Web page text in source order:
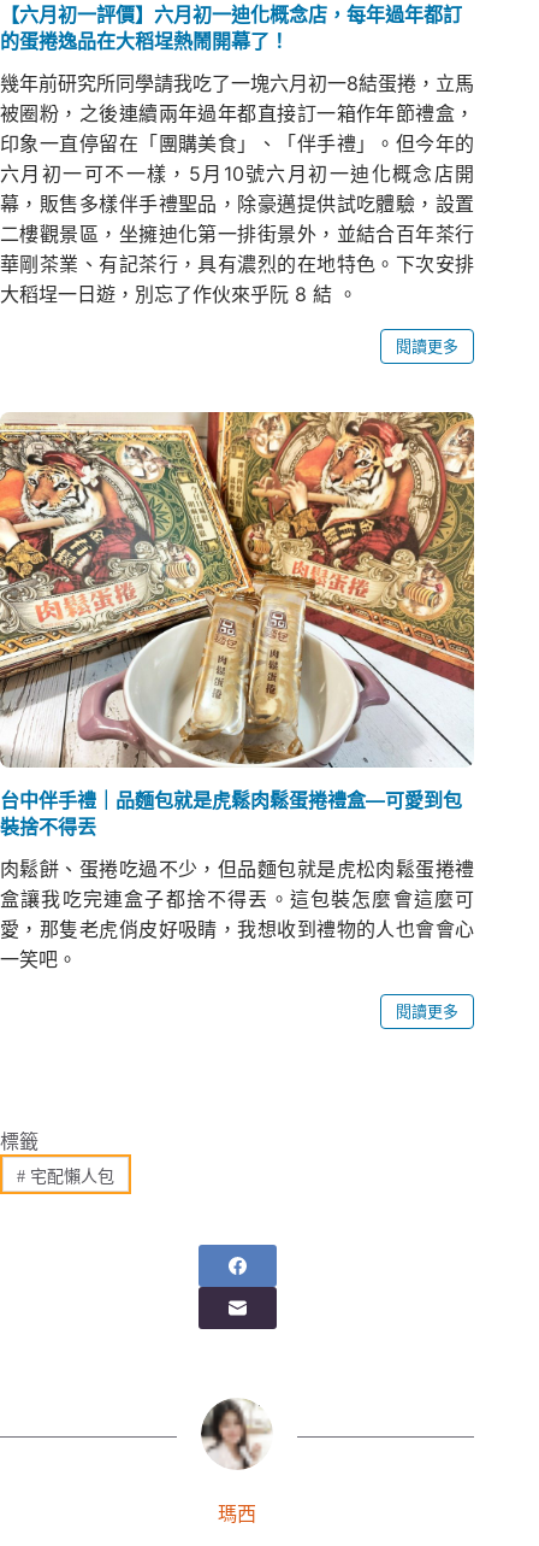
【六月初一評價】六月初一迪化概念店，每年過年都訂
的蛋捲逸品在大稻埕熱鬧開幕了！
幾年前研究所同學請我吃了一塊六月初一8結蛋捲，立馬
被圈粉，之後連續兩年過年都直接訂一箱作年節禮盒，
印象一直停留在「團購美食」、「伴手禮」。但今年的
六月初一可不一樣，5月10號六月初一迪化概念店開
幕，販售多樣伴手禮聖品，除豪邁提供試吃體驗，設置
二樓觀景區，坐擁迪化第一排街景外，並結合百年茶行
華剛茶業、有記茶行，具有濃烈的在地特色。下次安排
大稻埕一日遊，別忘了作伙來乎阮 8 結 。
閱讀更多
台中伴手禮｜品麵包就是虎鬆肉鬆蛋捲禮盒—可愛到包
裝捨不得丟
肉鬆餅、蛋捲吃過不少，但品麵包就是虎松肉鬆蛋捲禮
盒讓我吃完連盒子都捨不得丟。這包裝怎麼會這麼可
愛，那隻老虎俏皮好吸睛，我想收到禮物的人也會會心
一笑吧。
閱讀更多
標籤
#宅配懶人包
瑪西